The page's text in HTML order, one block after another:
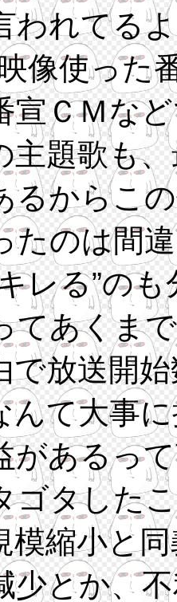
われてる
像使った
宣ＣＭな
主題歌も
るからこ
たのは間
レる”の
てあくま
で放送開
んて大事
があるっ
ゴタした
模縮小と
少とか、